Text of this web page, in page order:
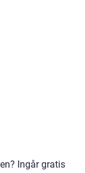
Ingår gratis